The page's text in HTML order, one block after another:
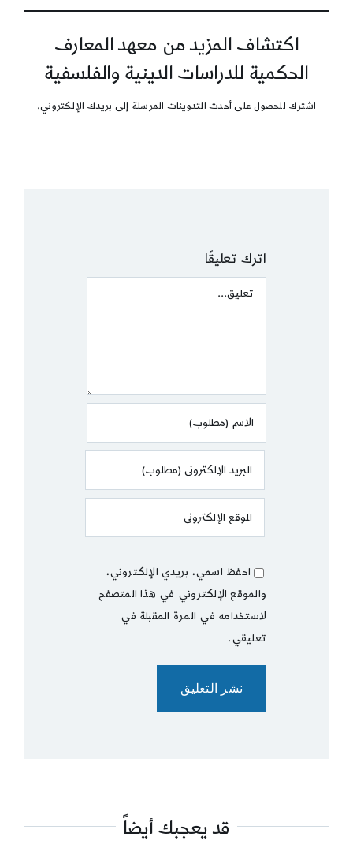
اكتشاف المزيد من معهد المعارف
الحكمية للدراسات الدينية والفلسفية
اشترك للحصول على أحدث التدوينات المرسلة إلى بريدك الإلكتروني.
اترك تعليقًا
Comment
احفظ اسمي، بريدي الإلكتروني،
والموقع الإلكتروني في هذا المتصفح
لاستخدامه في المرة المقبلة في
تعليقي.
قد يعجبك أيضاً